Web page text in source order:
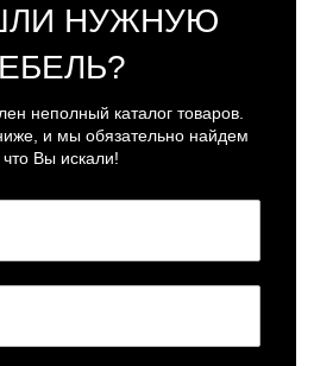
НУЖНУЮ
неполный каталог товаров.
и мы обязательно найдем
что Вы искали!